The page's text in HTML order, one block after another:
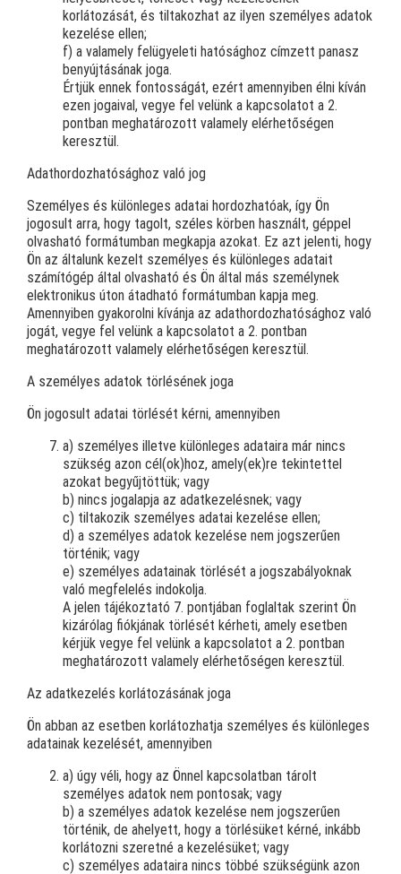
korlátozását, és tiltakozhat az ilyen személyes adatok
kezelése ellen;
f) a valamely felügyeleti hatósághoz címzett panasz
benyújtásának joga.
Értjük ennek fontosságát, ezért amennyiben élni kíván
ezen jogaival, vegye fel velünk a kapcsolatot a 2.
pontban meghatározott valamely elérhetőségen
keresztül.
Adathordozhatósághoz való jog
Személyes és különleges adatai hordozhatóak, így Ön
jogosult arra, hogy tagolt, széles körben használt, géppel
olvasható formátumban megkapja azokat. Ez azt jelenti, hogy
Ön az általunk kezelt személyes és különleges adatait
számítógép által olvasható és Ön által más személynek
elektronikus úton átadható formátumban kapja meg.
Amennyiben gyakorolni kívánja az adathordozhatósághoz való
jogát, vegye fel velünk a kapcsolatot a 2. pontban
meghatározott valamely elérhetőségen keresztül.
A személyes adatok törlésének joga
Ön jogosult adatai törlését kérni, amennyiben
a) személyes illetve különleges adataira már nincs
szükség azon cél(ok)hoz, amely(ek)re tekintettel
azokat begyűjtöttük; vagy
b) nincs jogalapja az adatkezelésnek; vagy
c) tiltakozik személyes adatai kezelése ellen;
d) a személyes adatok kezelése nem jogszerűen
történik; vagy
e) személyes adatainak törlését a jogszabályoknak
való megfelelés indokolja.
A jelen tájékoztató 7. pontjában foglaltak szerint Ön
kizárólag fiókjának törlését kérheti, amely esetben
kérjük vegye fel velünk a kapcsolatot a 2. pontban
meghatározott valamely elérhetőségen keresztül.
Az adatkezelés korlátozásának joga
Ön abban az esetben korlátozhatja személyes és különleges
adatainak kezelését, amennyiben
a) úgy véli, hogy az Önnel kapcsolatban tárolt
személyes adatok nem pontosak; vagy
b) a személyes adatok kezelése nem jogszerűen
történik, de ahelyett, hogy a törlésüket kérné, inkább
korlátozni szeretné a kezelésüket; vagy
c) személyes adataira nincs többé szükségünk azon